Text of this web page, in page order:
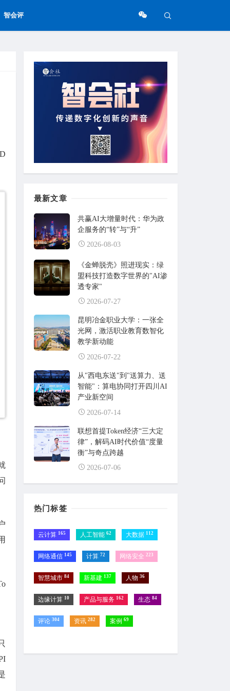
智会评
最新文章
共赢AI大增量时代：华为政
企服务的“转”与“升”
2026-08-03
《金蝉脱壳》照进现实：绿
盟科技打造数字世界的"AI渗
透专家"
2026-07-27
昆明冶金职业大学：一张全
光网，激活职业教育数智化
教学新动能
2026-07-22
从"西电东送"到"送算力、送
智能"：算电协同打开四川AI
产业新空间
2026-07-14
联想首提Token经济“三大定
律”，解码AI时代价值“度量
衡”与奇点跨越
2026-07-06
热门标签
云计算 165 人工智能 62 大数据 112
网络通信 145 计算 72 网络安全 223
智慧城市 84 新基建 137 人物 36
边缘计算 10 产品与服务 162 生态 84
评论 304 资讯 282 案例 69